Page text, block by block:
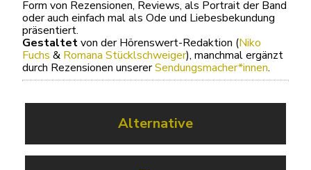
Form von Rezensionen, Reviews, als Portrait der Band
oder auch einfach mal als Ode und Liebesbekundung
präsentiert.
Gestaltetvon der Hörenswert-Redaktion (Niko
Fuchs & Romana Stücklschweiger), manchmal ergänzt
durch Rezensionen unsererSendungsmacher*innen.
Alternative